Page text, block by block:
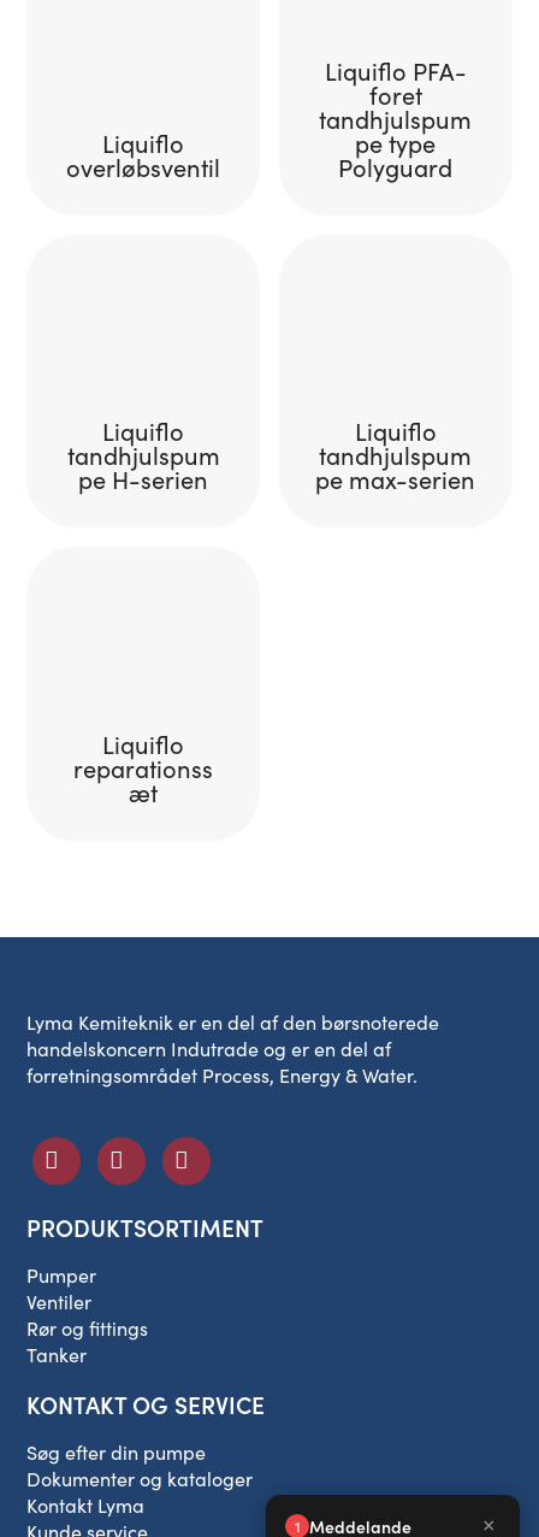
Liquiflo
overløbsventil
Liquiflo PFA-
foret
tandhjulspum
pe type
Polyguard
Liquiflo
tandhjulspum
pe H-serien
Liquiflo
tandhjulspum
pe max-serien
Liquiflo
reparationss
æt
Lyma Kemiteknik er en del af den børsnoterede
handelskoncern Indutrade og er en del af
forretningsområdet Process, Energy & Water.
PRODUKTSORTIMENT
Pumper
Ventiler
Rør og fittings
Tanker
KONTAKT OG SERVICE
Søg efter din pumpe
Dokumenter og kataloger
Kontakt Lyma
Kunde service